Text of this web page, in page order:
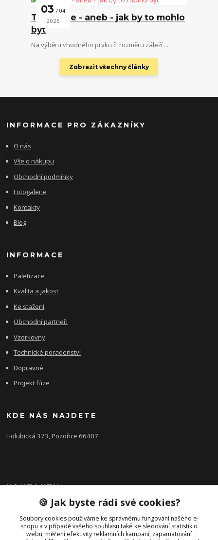
03 04
2025
Takhle ne - aneb - jak by to mohlo
být
Na výběru vhodného prvku či rozměru záleží ...
Zobrazit všechny články
INFORMACE PRO ZÁKAZNÍKY
O nás
Vše o nákupu
Obchodní podmínky
Fotogalerie
Kontakty
Blog
INFORMACE
Paletizace
Kvalita a jakost
Ke stažení
Obchodní partneři
Vzorkovny
Technické poradenství
Dopravné
Projekt fúze
KDE NÁS NAJDETE
Holubická 373, Pozořice 66407
KONTAKTY
Zákaznická podpora FEROBET s.r.o.
+420 602 516 225
(Letní období Po-Pá, 7:00-16:00hod.)
🍪 Jak byste rádi své cookies?
Soubory cookies používáme ke správnému fungování našeho e-
shopu a v případě vašeho souhlasu také ke sledování statistik o
webu, měření efektivity reklamních kampaní, zapamatování